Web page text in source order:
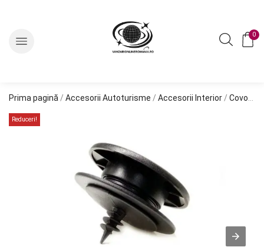
0
Prima pagină / Accesorii Autoturisme / Accesorii Interior / Covorase Auto
Reduceri!